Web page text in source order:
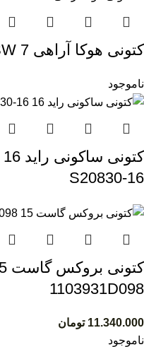
کتونی هوکا آراهی 7 Hoka arahi 7 1147851BSW
ناموجود
S20830-16
1103931D098
11.340.000 تومان
ناموجود